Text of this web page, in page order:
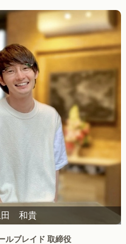
田 和貴
ルブレイド 取締役